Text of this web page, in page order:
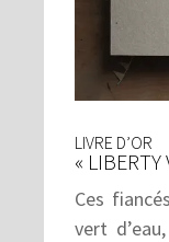
LIVRE D’OR
« LIBERTY
Ces
vert